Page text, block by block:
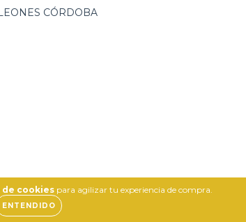
de cookies para agilizar tu experiencia de compra.
ENTENDIDO
CÓRDOBA